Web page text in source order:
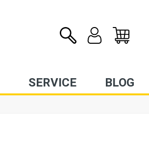
SERVICE BLOG